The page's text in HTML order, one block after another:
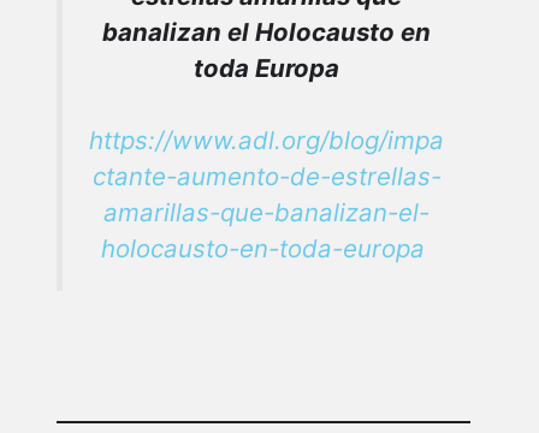
banalizan el Holocausto en
toda Europa
https://www.adl.org/blog/impa
ctante-aumento-de-estrellas-
amarillas-que-banalizan-el-
holocausto-en-toda-europa